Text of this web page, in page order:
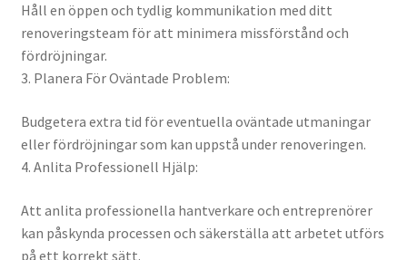
Håll en öppen och tydlig kommunikation med ditt
renoveringsteam för att minimera missförstånd och
fördröjningar.
3. Planera För Oväntade Problem:
Budgetera extra tid för eventuella oväntade utmaningar
eller fördröjningar som kan uppstå under renoveringen.
4. Anlita Professionell Hjälp:
Att anlita professionella hantverkare och entreprenörer
kan påskynda processen och säkerställa att arbetet utförs
på ett korrekt sätt.